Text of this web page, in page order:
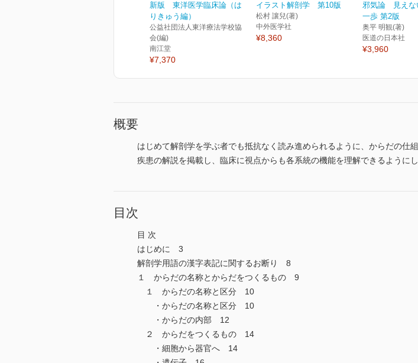
新版 東洋医学臨床論（は
りきゅう編）
公益社団法人東洋療法学校協
会(編)
南江堂
¥7,370
イラスト解剖学 第10版
松村 讓兒(著)
中外医学社
¥8,360
邪気論 見えな
一歩 第2版
奥平 明観(著)
医道の日本社
¥3,960
概要
はじめて解剖学を学ぶ者でも抵抗なく読み進められるように、からだの
疾患の解説を掲載し、臨床に視点からも各系統の機能を理解できるようにし
目次
目 次
はじめに 3
解剖学用語の漢字表記に関するお断り 8
１ からだの名称とからだをつくるもの 9
１ からだの名称と区分 10
・からだの名称と区分 10
・からだの内部 12
２ からだをつくるもの 14
・細胞から器官へ 14